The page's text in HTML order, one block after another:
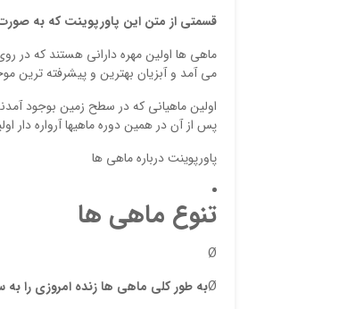
قسمتی از متن این پاورپوینت که به
می آمد و آبزیان بهترین و پیشرفته ترین
پس از آن در همین دوره ماهیها آرواره دار
پاورپوینت درباره ماهی ها
تنوع ماهی ها
Ø
Øبه طور کلی ماهی ها زنده امروزی را به